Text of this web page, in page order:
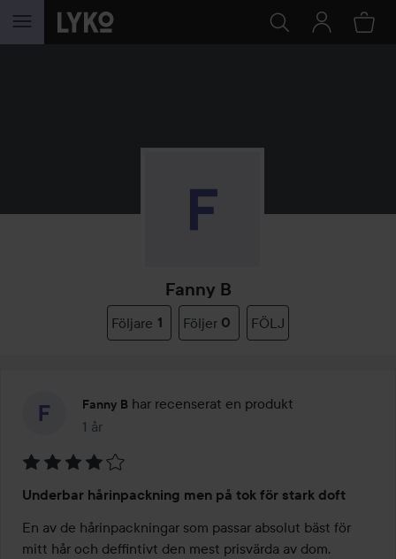
HOPPA TILL INNEHÅLLET
Fanny B
Följare 1 Följer 0 FÖLJ
Fanny B har recenserat en produkt
1 år
Inlägget skapades 1 år
4
av
5
Underbar hårinpackning men på tok för stark doft
En av de hårinpackningar som passar absolut bäst för
mitt hår och deffintivt den mest prisvärda av dom.